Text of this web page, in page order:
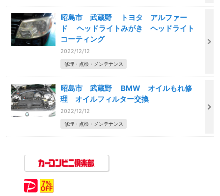
昭島市 武蔵野 トヨタ アルファー
ド ヘッドライトみがき ヘッドライト
コーティング
2022/12/12
修理・点検・メンテナンス
昭島市 武蔵野 BMW オイルもれ修
理 オイルフィルター交換
2022/12/12
修理・点検・メンテナンス